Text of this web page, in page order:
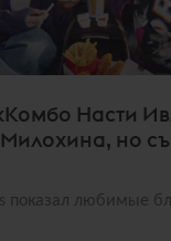
Насти
но
показал любимые